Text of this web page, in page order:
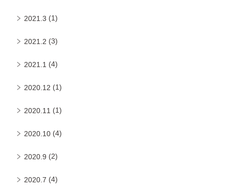
2021.3 (1)
2021.2 (3)
2021.1 (4)
2020.12 (1)
2020.11 (1)
2020.10 (4)
2020.9 (2)
2020.7 (4)